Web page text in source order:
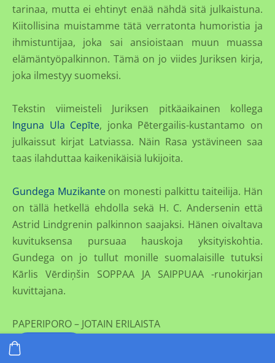
tarinaa, mutta ei ehtinyt enää nähdä sitä julkaistuna.
Kiitollisina muistamme tätä verratonta humoristia ja
ihmistuntijaa, joka sai ansioistaan muun muassa
elämäntyöpalkinnon. Tämä on jo viides Juriksen kirja,
joka ilmestyy suomeksi.
Tekstin viimeisteli Juriksen pitkäaikainen kollega
Inguna Ula Cepīte, jonka Pētergailis-kustantamo on
julkaissut kirjat Latviassa. Näin Rasa ystävineen saa
taas ilahduttaa kaikenikäisiä lukijoita.
Gundega Muzikanteon monesti palkittu taiteilija. Hän
on tällä hetkellä ehdolla sekä H. C. Andersenin että
Astrid Lindgrenin palkinnon saajaksi. Hänen oivaltava
kuvituksensa pursuaa hauskoja yksityiskohtia.
Gundega on jo tullut monille suomalaisille tutuksi
Kārlis Vērdiņšin SOPPAA JA SAIPPUAA -runokirjan
kuvittajana.
PAPERIPORO – JOTAIN ERILAISTA